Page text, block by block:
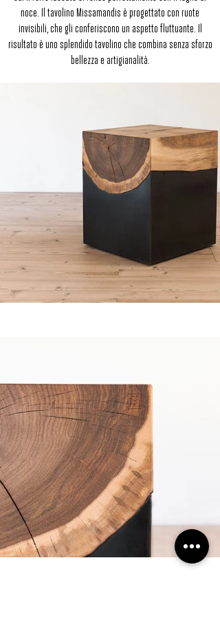
noce. Il tavolino Missamandis è progettato con ruote
invisibili, che gli conferiscono un aspetto fluttuante. Il
risultato è uno splendido tavolino che combina senza sforzo
bellezza e artigianalità.